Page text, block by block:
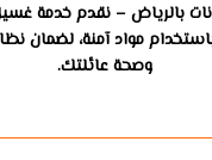
بالرياض – نقدم خدمة
مواد آمنة، لضمان
وصحة عائلتك.